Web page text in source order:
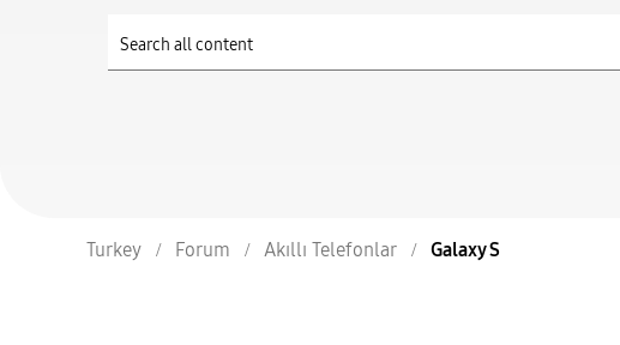
Turkey Forum Akıllı Telefonlar Galaxy S